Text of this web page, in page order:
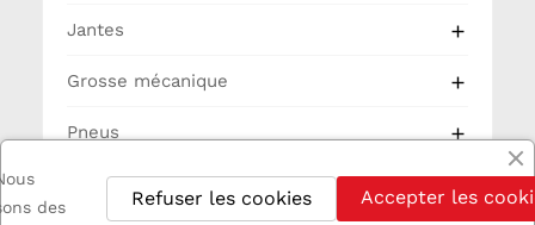
Jantes 
Grosse mécanique 
Pneus 
Partie Cycle
des
Accepter les
Refuser les cookies